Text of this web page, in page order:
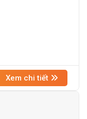
Xem chi tiết